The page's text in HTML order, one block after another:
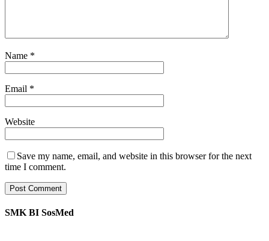
Name *
Email *
Website
Save my name, email, and website in this browser for the next
time I comment.
SMK BI SosMed